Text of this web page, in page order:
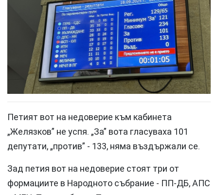
Петият вот на недоверие към кабинета
„Желязков” не успя. „За” вота гласуваха 101
депутати, „против” - 133, няма въздържали се.
Зад петия вот на недоверие стоят три от
формациите в Народното събрание - ПП-ДБ, АПС